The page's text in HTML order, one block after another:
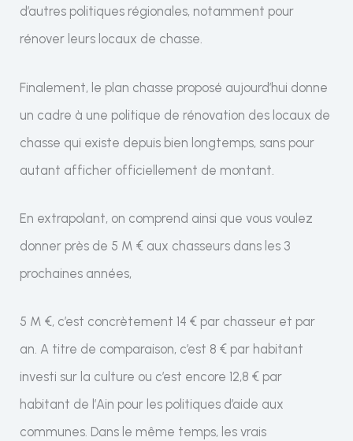
d’autres politiques régionales, notamment pour
rénover leurs locaux de chasse.
Finalement, le plan chasse proposé aujourd’hui donne
un cadre à une politique de rénovation des locaux de
chasse qui existe depuis bien longtemps, sans pour
autant afficher officiellement de montant.
En extrapolant, on comprend ainsi que vous voulez
donner près de 5 M € aux chasseurs dans les 3
prochaines années,
5 M €, c’est concrètement 14 € par chasseur et par
an. A titre de comparaison, c’est 8 € par habitant
investi sur la culture ou c’est encore 12,8 € par
habitant de l’Ain pour les politiques d’aide aux
communes. Dans le même temps, les vrais